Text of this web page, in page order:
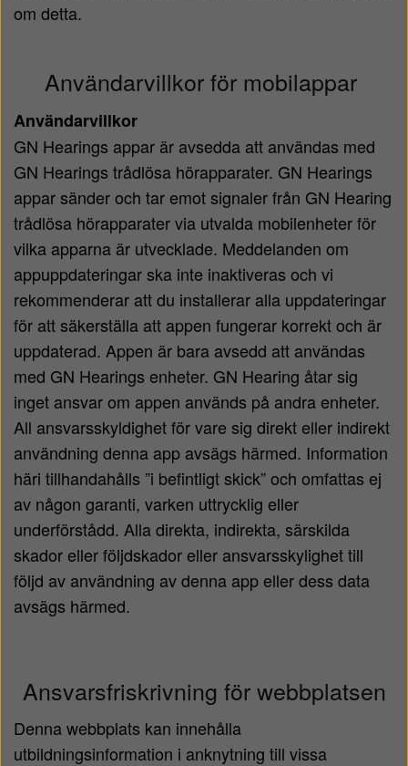
om detta.
Användarvillkor för mobilappar
Användarvillkor
GN Hearings appar är avsedda att användas med
GN Hearings trådlösa hörapparater. GN Hearings
appar sänder och tar emot signaler från GN Hearing
trådlösa hörapparater via utvalda mobilenheter för
vilka apparna är utvecklade. Meddelanden om
appuppdateringar ska inte inaktiveras och vi
rekommenderar att du installerar alla uppdateringar
för att säkerställa att appen fungerar korrekt och är
uppdaterad. Appen är bara avsedd att användas
med GN Hearings enheter. GN Hearing åtar sig
inget ansvar om appen används på andra enheter.
All ansvarsskyldighet för vare sig direkt eller indirekt
användning denna app avsägs härmed. Information
häri tillhandahålls ”i befintligt skick” och omfattas ej
av någon garanti, varken uttrycklig eller
underförstådd. Alla direkta, indirekta, särskilda
skador eller följdskador eller ansvarsskylighet till
följd av användning av denna app eller dess data
avsägs härmed.
Ansvarsfriskrivning för webbplatsen
Denna webbplats kan innehålla
utbildningsinformation i anknytning till vissa